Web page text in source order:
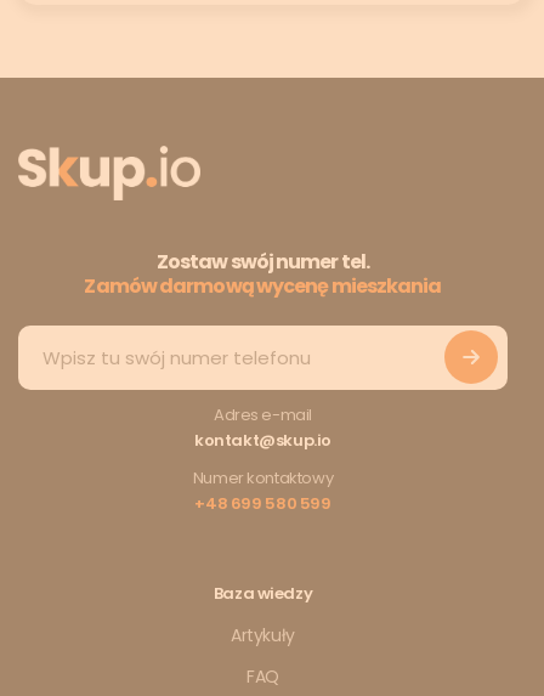
Zostaw swój numer tel.
Zamów darmową wycenę mieszkania
Adres e-mail
kontakt@skup.io
Numer kontaktowy
+48 699 580 599
Baza wiedzy
Artykuły
FAQ